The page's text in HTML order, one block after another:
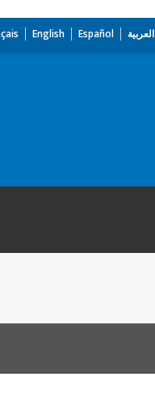
English Español العربية